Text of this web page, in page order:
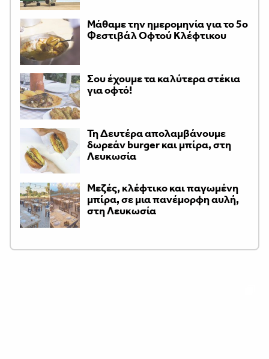
Μάθαμε την ημερομηνία για το 5ο
Φεστιβάλ Οφτού Κλέφτικου
Σου έχουμε τα καλύτερα στέκια
για οφτό!
Τη Δευτέρα απολαμβάνουμε
δωρεάν burger και μπίρα, στη
Λευκωσία
Μεζές, κλέφτικο και παγωμένη
μπίρα, σε μια πανέμορφη αυλή,
στη Λευκωσία